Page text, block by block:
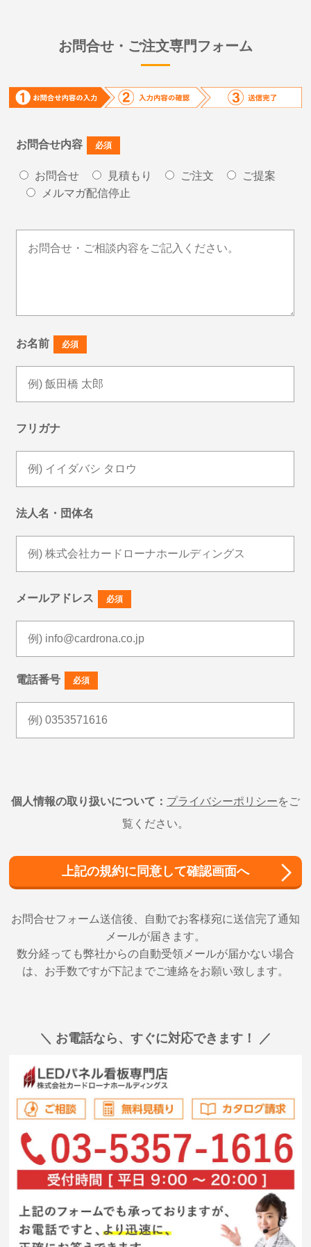
お問合せ・ご注文専門フォーム
お問合せ内容 必須
お問合せ 見積もり ご注文
ご提案
メルマガ配信停止
お名前 必須
フリガナ
法人名・団体名
メールアドレス 必須
電話番号 必須
個人情報の取り扱いについて： プライバシーポリシーをご
覧ください。
お問合せフォーム送信後、自動でお客様宛に送信完了通知
メールが届きます。
数分経っても弊社からの自動受領メールが届かない場合
は、お手数ですが下記までご連絡をお願い致します。
＼ お電話なら、すぐに対応できます！ ／